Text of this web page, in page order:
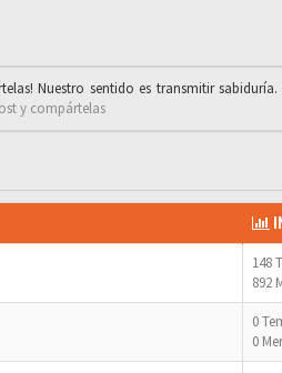
Nuestro sentido es transmitir
y compártelas
148
892
0
0